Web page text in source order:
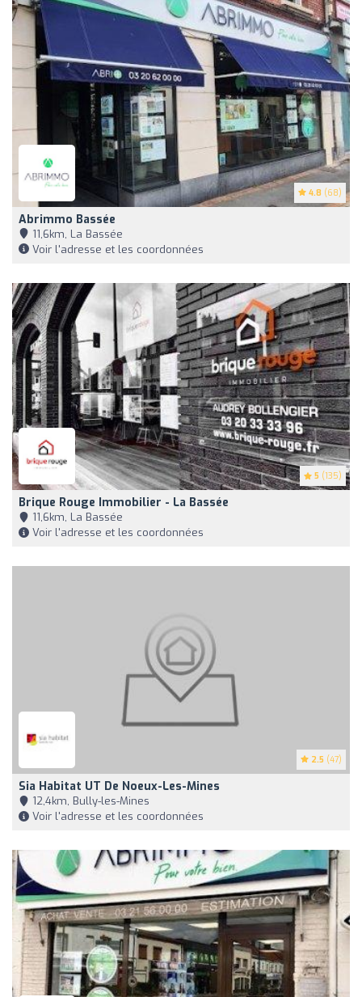
4.8 (68)
Abrimmo Bassée
11,6km, La Bassée
Voir l'adresse et les coordonnées
5 (135)
Brique Rouge Immobilier - La Bassée
11,6km, La Bassée
Voir l'adresse et les coordonnées
2.5 (47)
Sia Habitat UT De Noeux-Les-Mines
12,4km, Bully-les-Mines
Voir l'adresse et les coordonnées